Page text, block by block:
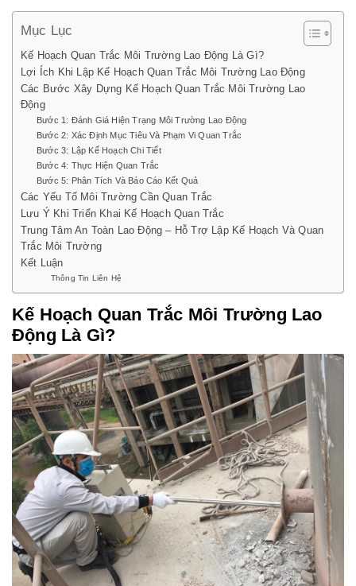
Mục Lục
Kế Hoạch Quan Trắc Môi Trường Lao Động Là Gì?
Lợi Ích Khi Lập Kế Hoạch Quan Trắc Môi Trường Lao Động
Các Bước Xây Dựng Kế Hoạch Quan Trắc Môi Trường Lao
Động
Bước 1: Đánh Giá Hiện Trạng Môi Trường Lao Động
Bước 2: Xác Định Mục Tiêu Và Phạm Vi Quan Trắc
Bước 3: Lập Kế Hoạch Chi Tiết
Bước 4: Thực Hiện Quan Trắc
Bước 5: Phân Tích Và Báo Cáo Kết Quả
Các Yếu Tố Môi Trường Cần Quan Trắc
Lưu Ý Khi Triển Khai Kế Hoạch Quan Trắc
Trung Tâm An Toàn Lao Động – Hỗ Trợ Lập Kế Hoạch Và Quan
Trắc Môi Trường
Kết Luận
Thông Tin Liên Hệ
Kế Hoạch Quan Trắc Môi Trường Lao
Động Là Gì?